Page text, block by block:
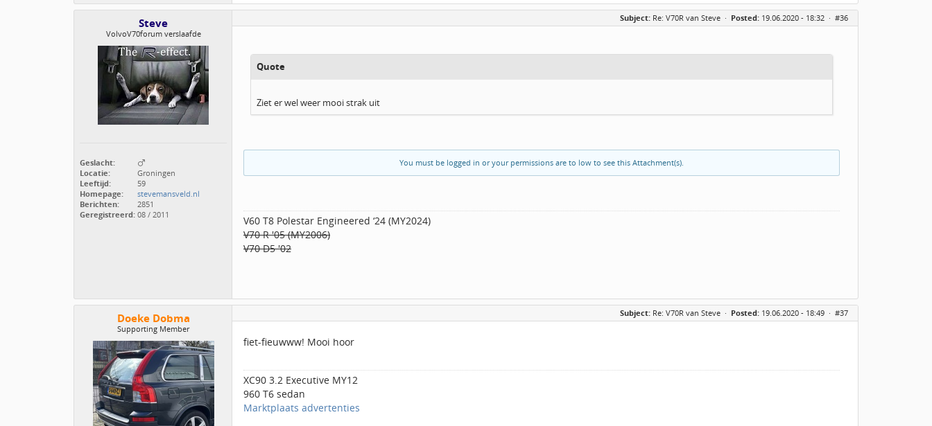
Steve
VolvoV70forum verslaafde
Geslacht:
Locatie:
Groningen
Leeftijd:
59
Homepage:
stevemansveld.nl
Berichten:
2851
Geregistreerd: 08 / 2011
Subject: Re: V70R van Steve · Posted: 19.06.2020 - 18:32 · #36
Quote
Ziet er wel weer mooi strak uit
You must be logged in or your permissions are to low to see this Attachment(s).
V60 T8 Polestar Engineered ‘24 (MY2024)
V70 R '05 (MY2006)
V70 D5 '02
Doeke Dobma
Supporting Member
Subject: Re: V70R van Steve · Posted: 19.06.2020 - 18:49 · #37
fiet-fieuwww! Mooi hoor
XC90 3.2 Executive MY12
960 T6 sedan
Marktplaats advertenties